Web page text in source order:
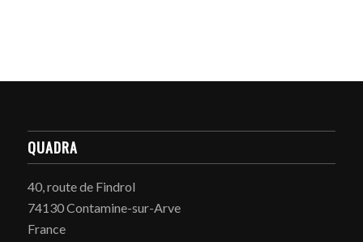
QUADRA
40, route de Findrol
74130 Contamine-sur-Arve
France